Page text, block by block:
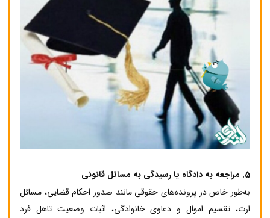
5. مراجعه به دادگاه یا رسیدگی به مسائل قانونی
به‌طور خاص در پرونده‌های حقوقی مانند صدور احکام قضایی، مسائل
ارث، تقسیم اموال و دعاوی خانوادگی، اثبات وضعیت تاهل فرد